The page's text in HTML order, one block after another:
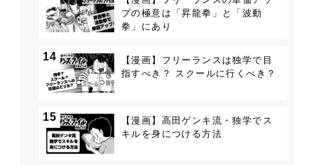
プの極意は「昇龍拳」と「波動
拳」にあり
14
【漫画】フリーランスは独学で目
指すべき？ スクールに行くべき？
15
【漫画】高田ゲンキ流・独学でス
キルを身につける方法